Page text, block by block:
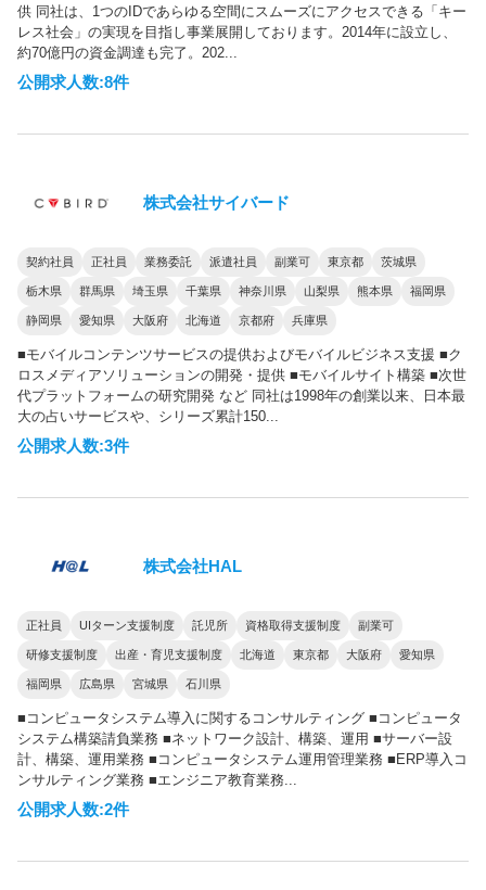
供 同社は、1つのIDであらゆる空間にスムーズにアクセスできる「キー
レス社会」の実現を目指し事業展開しております。2014年に設立し、
約70億円の資金調達も完了。202...
公開求人数:8件
株式会社サイバード
契約社員 正社員 業務委託 派遣社員 副業可 東京都 茨城県
栃木県 群馬県 埼玉県 千葉県 神奈川県 山梨県 熊本県 福岡県
静岡県 愛知県 大阪府 北海道 京都府 兵庫県
■モバイルコンテンツサービスの提供およびモバイルビジネス支援 ■ク
ロスメディアソリューションの開発・提供 ■モバイルサイト構築 ■次世
代プラットフォームの研究開発 など 同社は1998年の創業以来、日本最
大の占いサービスや、シリーズ累計150...
公開求人数:3件
株式会社HAL
正社員 UIターン支援制度 託児所 資格取得支援制度 副業可
研修支援制度 出産・育児支援制度 北海道 東京都 大阪府 愛知県
福岡県 広島県 宮城県 石川県
■コンピュータシステム導入に関するコンサルティング ■コンピュータ
システム構築請負業務 ■ネットワーク設計、構築、運用 ■サーバー設
計、構築、運用業務 ■コンピュータシステム運用管理業務 ■ERP導入コ
ンサルティング業務 ■エンジニア教育業務...
公開求人数:2件